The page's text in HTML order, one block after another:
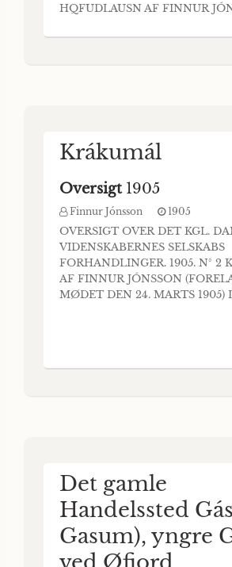
HQFUDLAUSN AF FINNUR
1903) I. Der er i de sidste Aar
Krákumál
Oversigt 1905
Finnur Jónsson 1905
OVERSIGT OVER DET KGL.
VIDENSKABERNES SELSKABS
FORHANDLINGER. 1905. N° 2
AF FINNUR JÓNSSON
MØDET DEN 24. MARTS 1905)
Det gamle
Handelssted
Gasum), yngre